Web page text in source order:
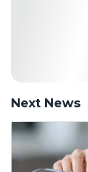
Next News